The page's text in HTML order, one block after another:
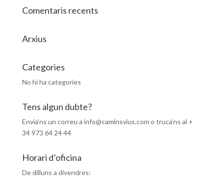
Comentaris recents
Arxius
Categories
No hi ha categories
Tens algun dubte?
Envia’ns un correu a info@caminsvius.com o truca’ns al +
34 973 64 24 44
Horari d’oficina
De dilluns a divendres: